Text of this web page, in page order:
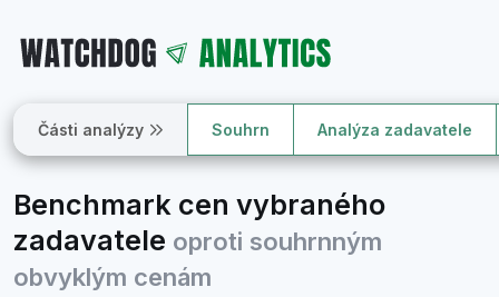
Části analýzy Souhrn Analýza zadavatele
Benchmark cen vybraného
zadavatele oproti souhrnným
obvyklým cenám